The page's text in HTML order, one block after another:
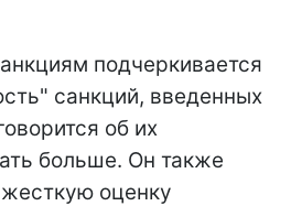
подчеркивается
санкций, введенных
об их
больше. Он также
оценку